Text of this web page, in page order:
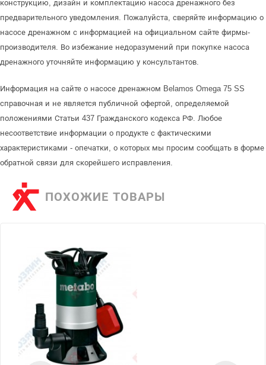
конструкцию, дизайн и комплектацию насоса дренажного без
предварительного уведомления. Пожалуйста, сверяйте информацию о
насосе дренажном с информацией на официальном сайте фирмы-
производителя. Во избежание недоразумений при покупке насоса
дренажного уточняйте информацию у консультантов.
Информация на сайте о насосе дренажном Belamos Omega 75 SS
справочная и не является публичной офертой, определяемой
положениями Статьи 437 Гражданского кодекса РФ. Любое
несоответствие информации о продукте с фактическими
характеристиками - опечатки, о которых мы просим сообщать в форме
обратной связи для скорейшего исправления.
ПОХОЖИЕ ТОВАРЫ